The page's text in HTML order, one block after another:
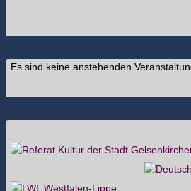
Es sind keine anstehenden